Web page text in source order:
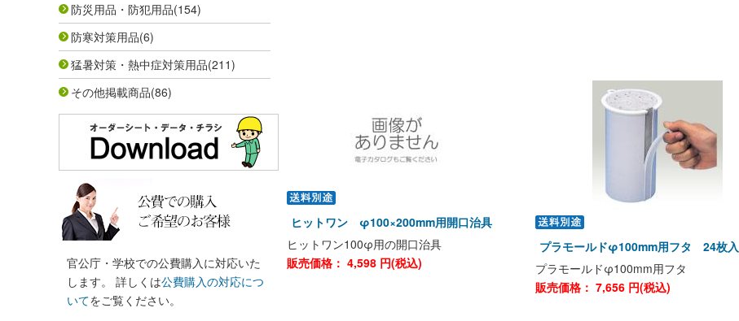
防災用品・防犯用品(154)
防寒対策用品(6)
猛暑対策・熱中症対策用品(211)
その他掲載商品(86)
官公庁・学校での公費購入に対応いた
します。 詳しくは公費購入の対応につ
いてをご覧ください。
ヒットワン φ100×200mm用開口治具
ヒットワン100φ用の開口治具
販売価格： 4,598 円(税込)
プラモールドφ100mm用フタ 24枚入
プラモールドφ100mm用フタ
販売価格： 7,656 円(税込)